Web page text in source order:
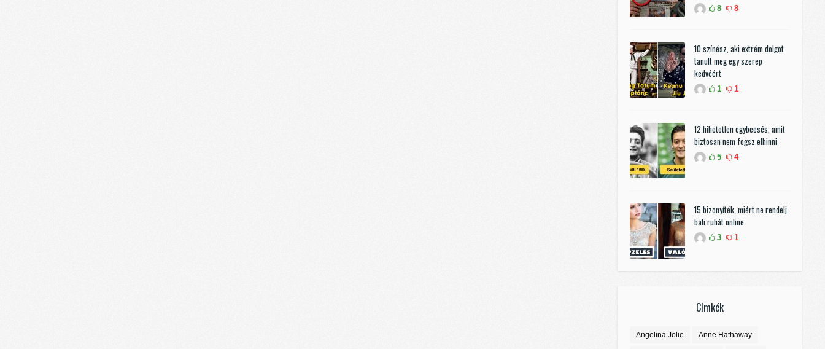
8 8
10 színész, aki extrém dolgot
tanult meg egy szerep
kedvéért
1 1
12 hihetetlen egybeesés, amit
biztosan nem fogsz elhinni
5 4
15 bizonyíték, miért ne rendelj
báli ruhát online
3 1
Címkék
Angelina Jolie Anne Hathaway